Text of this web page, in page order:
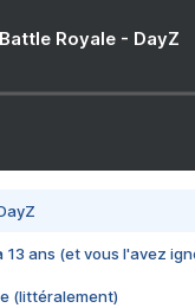
Royale - DayZ
13 ans (et vous l'avez
(littéralement)